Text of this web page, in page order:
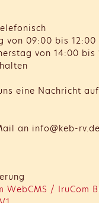
von 09:00 bis 12:00
von 14:00 bis
eine Nachricht
an info@keb-rv.de
WebCMS / IruCom